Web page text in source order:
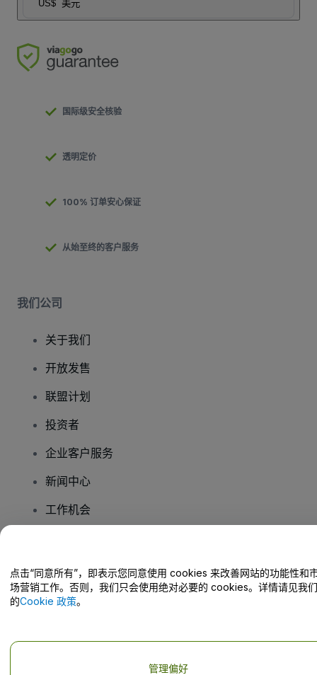
US$ 美元
国际级安全核验
透明定价
100% 订单安心保证
从始至终的客户服务
我们公司
关于我们
开放发售
联盟计划
投资者
企业客户服务
新闻中心
工作机会
帮助中心 / 联系我们
点击“同意所有”，即表示您同意使用 cookies 来改善网站的功能性和
场营销工作。否则，我们只会使用绝对必要的 cookies。详情请见我们
的Cookie 政策。
管理偏好